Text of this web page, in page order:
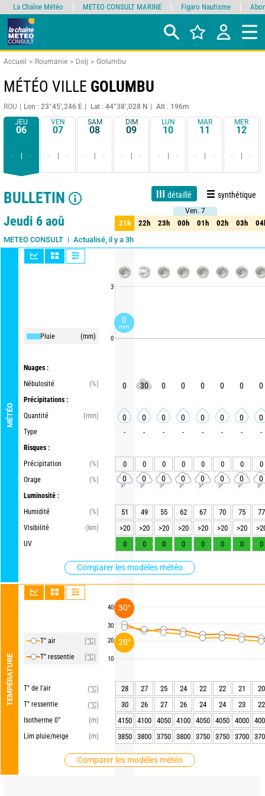
Accueil Roumanie Dolj Golumbu
MÉTÉO VILLE GOLUMBU
ROU Lon : 23°45’,246 E Lat : 44°38’,028 N
Alt : 196m
JEU
06
- -
VEN
07
- -
SAM
08
- -
DIM
09
- -
LUN
10
- -
MAR
11
- -
MER
12
- -
BULLETIN détaillé synthétique
1 jour 3 jours 15 jours Fiabilité 90%
Jeudi 6 aoû
METEO CONSULT Actualisé, il y a 3h
MÉTÉO
Pluie (mm)
Nuages :
Nébulosité
(%)
Précipitations :
Quantité
(mm)
Type
Risques :
Précipitation
(%)
Orage
(%)
Luminosité :
Humidité
(%)
Visibilité
(km)
UV
Comparer les modèles météo
TEMPÉRATURE
T° air
(°C)
T° ressentie
(°C)
T° de l'air
(°C)
T° ressentie
(°C)
Isotherme 0°
(m)
Lim pluie/neige
(m)
Comparer les modèles météo
3
0
40
30
20
10
Ven. 7
21h 22h 23h 00h 01h 02h 03h
Ven. 7
21h 22h 23h 00h 01h 02h 03h
0 30 0 0 0 0 0 0
0 0 0 0 0 0 0 0
- - - - - - - -
0 0 0 0 0 0 0 0
0 0 0 0 0 0 0 0
51 49 55 62 67 70 75
77
>20
>20 >20 >20 >20 >20 >20
0
0 0 0 0 0 0 0
28 27 25 24 22 22 21
20
30
26 27 26 24 24 23
22
4150
4100 4050 4100 4050 4050 4000
3850
3800 3750 3800 3750 3750 3700
La Chaîne Météo METEO CONSULT MARINE Figaro Nautisme
0
mm
28°
30°